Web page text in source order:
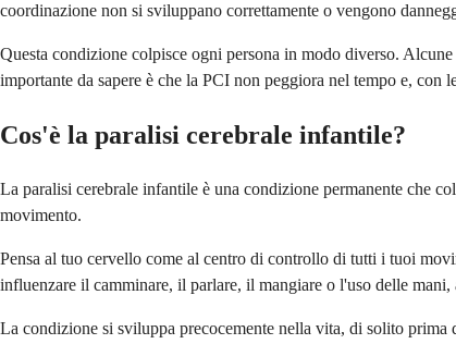
coordinazione non si sviluppano correttamente o vengono
Questa condizione colpisce ogni persona in modo diverso.
importante da sapere è che la PCI non peggiora nel tempo e,
Cos'è la paralisi cerebrale infantile?
La paralisi cerebrale infantile è una condizione permanente che
movimento.
Pensa al tuo cervello come al centro di controllo di tutti i tuoi
influenzare il camminare, il parlare, il mangiare o l'uso delle
La condizione si sviluppa precocemente nella vita, di solito